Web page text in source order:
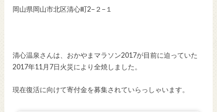
岡山県岡山市北区清心町2−２−１
清心温泉さんは、おかやまマラソン2017が目前に迫っていた
2017年11月7日火災により全焼しました。
現在復活に向けて寄付金を募集されていらっしゃいます。